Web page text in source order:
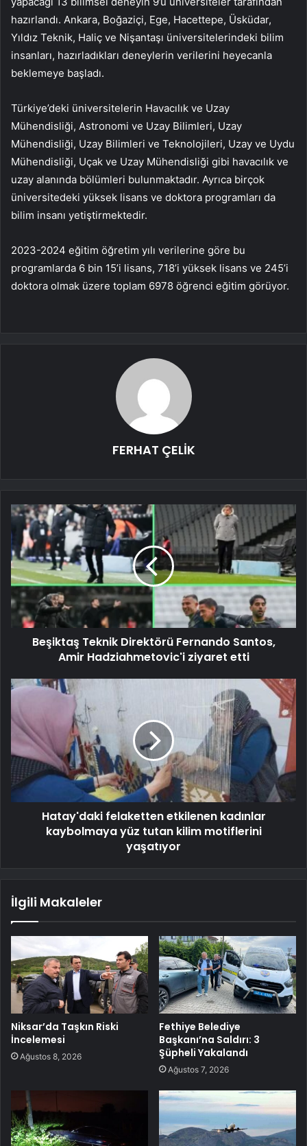
hazırlandı. Ankara, Boğaziçi, Ege, Hacettepe, Üsküdar,
Yıldız Teknik, Haliç ve Nişantaşı üniversitelerindeki bilim
insanları, hazırladıkları deneylerin verilerini heyecanla
beklemeye başladı.
Türkiye’deki üniversitelerin Havacılık ve Uzay
Mühendisliği, Astronomi ve Uzay Bilimleri, Uzay
Mühendisliği, Uzay Bilimleri ve Teknolojileri, Uzay ve Uydu
Mühendisliği, Uçak ve Uzay Mühendisliği gibi havacılık ve
uzay alanında bölümleri bulunmaktadır. Ayrıca birçok
üniversitedeki yüksek lisans ve doktora programları da
bilim insanı yetiştirmektedir.
2023-2024 eğitim öğretim yılı verilerine göre bu
programlarda 6 bin 15’i lisans, 718’i yüksek lisans ve 245’i
doktora olmak üzere toplam 6978 öğrenci eğitim görüyor.
FERHAT ÇELİK
Beşiktaş Teknik Direktörü Fernando Santos,
Amir Hadziahmetovic'i ziyaret etti
Hatay'daki felaketten etkilenen kadınlar
kaybolmaya yüz tutan kilim motiflerini
yaşatıyor
İlgili Makaleler
Niksar’da Taşkın Riski
İncelemesi
Ağustos 8, 2026
Fethiye Belediye
Başkanı’na Saldırı: 3
Şüpheli Yakalandı
Ağustos 7, 2026